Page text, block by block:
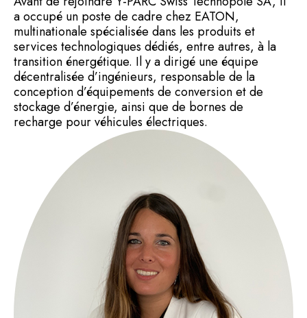
a occupé un poste de cadre chez EATON,
multinationale spécialisée dans les produits et
services technologiques dédiés, entre autres, à la
transition énergétique. Il y a dirigé une équipe
décentralisée d’ingénieurs, responsable de la
conception d’équipements de conversion et de
stockage d’énergie, ainsi que de bornes de
recharge pour véhicules électriques.